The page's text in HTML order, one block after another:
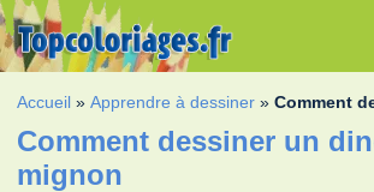
Accueil »Apprendre à dessiner »Comment
Comment dessiner un
mignon